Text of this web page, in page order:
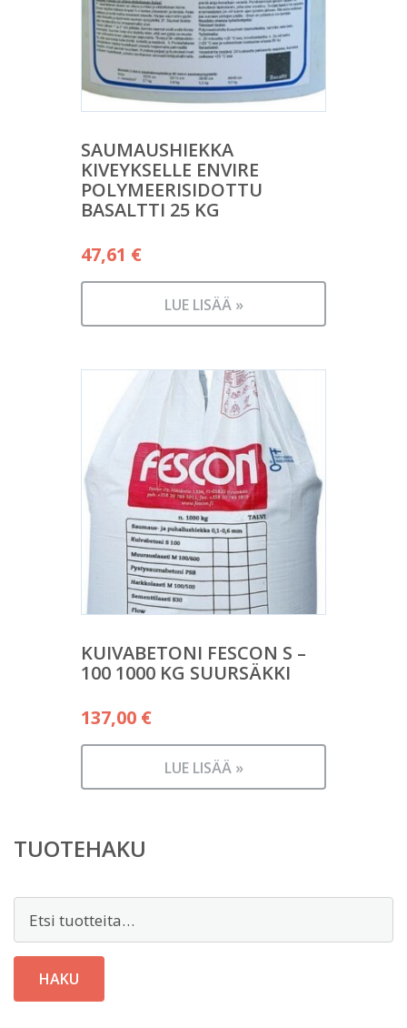
SAUMAUSHIEKKA
KIVEYKSELLE ENVIRE
POLYMEERISIDOTTU
BASALTTI 25 KG
47,61 €
LUE LISÄÄ »
KUIVABETONI FESCON S –
100 1000 KG SUURSÄKKI
137,00 €
LUE LISÄÄ »
TUOTEHAKU
HAKU